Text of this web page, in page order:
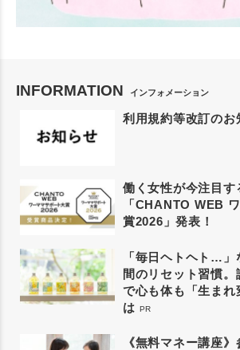
INFORMATION インフォメーション
利用規約等改訂のお
働く女性が今注目す
「CHANTO WEB
賞2026」発表！
「毎日ヘトヘト…
間のリセット習慣
で心も体も「生まれ
は PR
《無料マネー講座